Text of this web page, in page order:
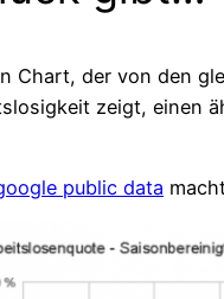
Chart, der von den
zeigt, einen
public data